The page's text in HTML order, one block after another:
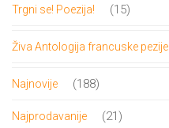
Trgni se! Poezija! 1515
Živa Antologija francuske pezije
Najnovije 188188
Najprodavanije 2121